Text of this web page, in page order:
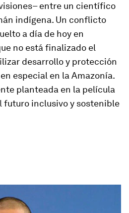
entre un científico
indígena. Un conflicto
a día de hoy en
no está finalizado el
desarrollo y protección
especial en la Amazonía.
planteada en la película
futuro inclusivo y sostenible